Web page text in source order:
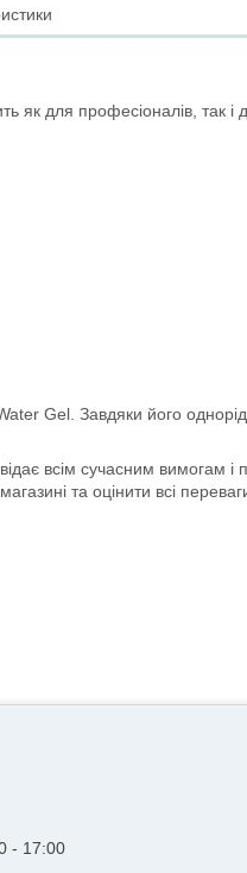
як для професіоналів, так
Gel. Завдяки його
всім сучасним вимогам і
та оцінити всі
17:00